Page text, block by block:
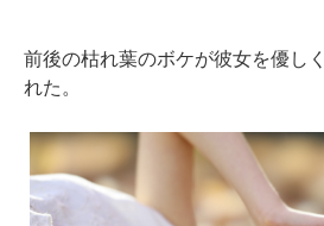
前後の枯れ葉のボケが彼女を優し
れた。